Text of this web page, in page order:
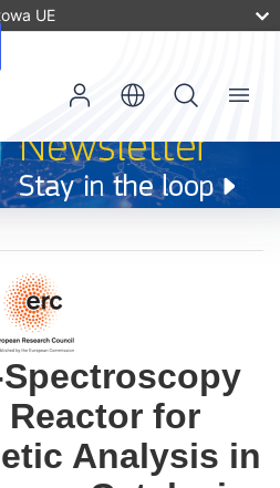
UE
Menu
for
Analysis in